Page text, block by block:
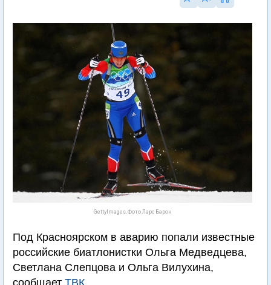
GettyImages, Фото Ларс Барон
Под Красноярском в аварию попали известные
российские биатлонистки Ольга Медведцева,
Светлана Слепцова и Ольга Вилухина,
сообщает ТВК.